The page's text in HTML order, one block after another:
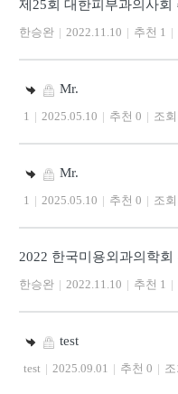
제25회 대한피부과의사회
한승완 | 2022.11.10 | 추천 1 |
Mr.
1 | 2025.05.10 | 추천 0 | 조
Mr.
1 | 2025.05.10 | 추천 0 | 조
2022 한국미용외과의학
한승완 | 2022.11.10 | 추천 1 |
test
test | 2025.09.01 | 추천 0 |